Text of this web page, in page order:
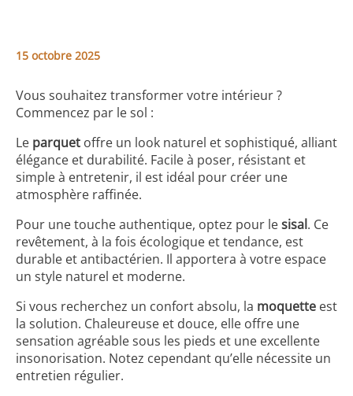
15 octobre 2025
Vous souhaitez transformer votre intérieur ?
Commencez par le sol :
Le parquet offre un look naturel et sophistiqué, alliant
élégance et durabilité. Facile à poser, résistant et
simple à entretenir, il est idéal pour créer une
atmosphère raffinée.
Pour une touche authentique, optez pour lesisal. Ce
revêtement, à la fois écologique et tendance, est
durable et antibactérien. Il apportera à votre espace
un style naturel et moderne.
Si vous recherchez un confort absolu, la moquette est
la solution. Chaleureuse et douce, elle offre une
sensation agréable sous les pieds et une excellente
insonorisation. Notez cependant qu’elle nécessite un
entretien régulier.